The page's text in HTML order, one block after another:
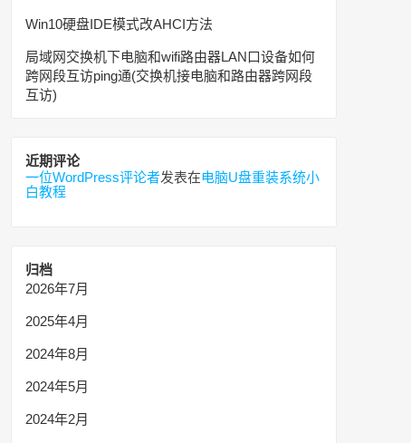
Win10硬盘IDE模式改AHCI方法
局域网交换机下电脑和wifi路由器LAN口设备如何
跨网段互访ping通(交换机接电脑和路由器跨网段
互访)
近期评论
一位WordPress评论者发表在电脑U盘重装系统小
白教程
归档
2026年7月
2025年4月
2024年8月
2024年5月
2024年2月